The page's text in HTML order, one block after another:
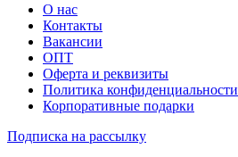
О нас
Контакты
Вакансии
ОПТ
Оферта и реквизиты
Политика конфиденциальности
Корпоративные подарки
Подписка на рассылку